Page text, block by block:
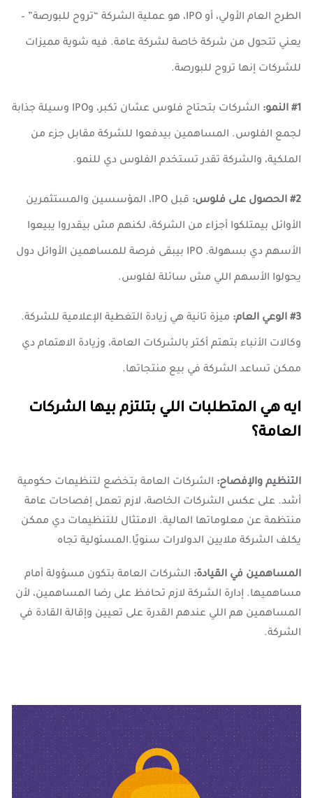
الطرح العام الأولي، أو IPO، هو عملية الشركة “تروح للبورصة” –
يعني تتحول من شركة خاصة لشركة عامة. فيه شوية مميزات
للشركات إنها تروح للبورصة.
#1 النمو: الشركات بتحتاج فلوس عشان تكبر، وIPO وسيلة جذابة
لجمع الفلوس. المساهمين بيدفعوا للشركة مقابل جزء من
الملكية، والشركة تقدر تستخدم الفلوس دي للنمو.
#2 الحصول على فلوس: قبل IPO، المؤسسين والمستثمرين
الأوائل بيمتلكوا أجزاء من الشركة، لكنهم مش بيقدروا يبيعوا
الأسهم دي بسهولة. IPO بيبقى فرصة للمساهمين الأوائل دول
يحولوا الأسهم اللي مش سائلة لفلوس.
#3 الوعي العام: ميزة تانية هي زيادة التغطية الإعلامية للشركة.
وكالات الأنباء بتهتم أكتر بالشركات العامة، وزيادة الاهتمام دي
ممكن تساعد الشركة في بيع منتجاتها.
ايه هي المتطلبات اللي بتلتزم بيها الشركات
العامة؟
التنظيم والإفصاح: الشركات العامة بتخضع لتنظيمات حكومية
أشد. على عكس الشركات الخاصة، لازم تعمل إفصاحات عامة
منتظمة عن معلوماتها المالية. الامتثال للتنظيمات دي ممكن
يكلف الشركة ملايين الدولارات سنويًا.المسئولية تجاه
المساهمين في القيادة: الشركات العامة بتكون مسؤولة أمام
مساهميها. إدارة الشركة لازم تحافظ على رضا المساهمين، لأن
المساهمين هم اللي عندهم القدرة على تعيين وإقالة القادة في
الشركة.